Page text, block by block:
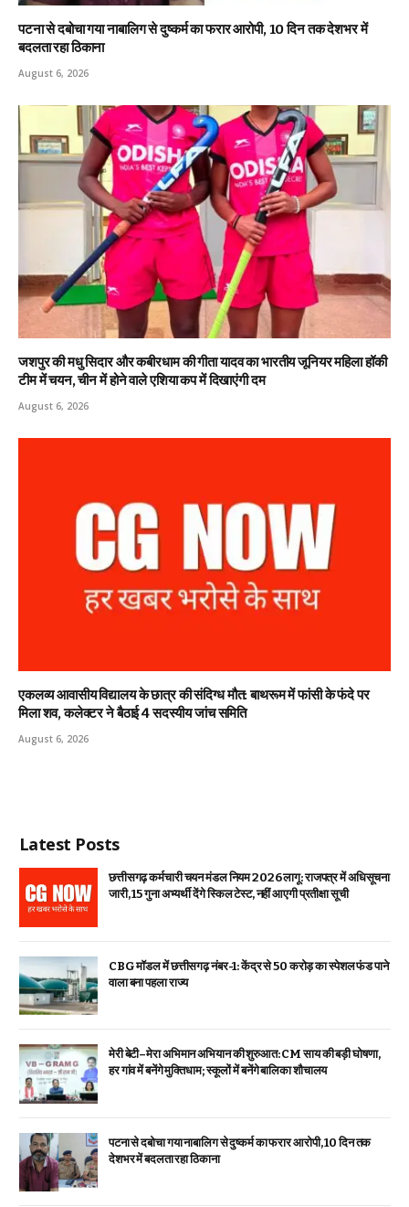
पटना से दबोचा गया नाबालिग से दुष्कर्म का फरार आरोपी, 10 दिन तक देशभर में
बदलता रहा ठिकाना
August 6, 2026
जशपुर की मधु सिदार और कबीरधाम की गीता यादव का भारतीय जूनियर महिला हॉकी
टीम में चयन, चीन में होने वाले एशिया कप में दिखाएंगी दम
August 6, 2026
एकलव्य आवासीय विद्यालय के छात्र की संदिग्ध मौत: बाथरूम में फांसी के फंदे पर
मिला शव, कलेक्टर ने बैठाई 4 सदस्यीय जांच समिति
August 6, 2026
Latest Posts
छत्तीसगढ़ कर्मचारी चयन मंडल नियम 2026 लागू: राजपत्र में अधिसूचना
जारी, 15 गुना अभ्यर्थी देंगे स्किल टेस्ट, नहीं आएगी प्रतीक्षा सूची
CBG मॉडल में छत्तीसगढ़ नंबर-1: केंद्र से ₹50 करोड़ का स्पेशल फंड पाने
वाला बना पहला राज्य
मेरी बेटी–मेरा अभिमान अभियान की शुरुआत: CM साय की बड़ी घोषणा,
हर गांव में बनेंगे मुक्तिधाम; स्कूलों में बनेंगे बालिका शौचालय
पटना से दबोचा गया नाबालिग से दुष्कर्म का फरार आरोपी, 10 दिन तक
देशभर में बदलता रहा ठिकाना